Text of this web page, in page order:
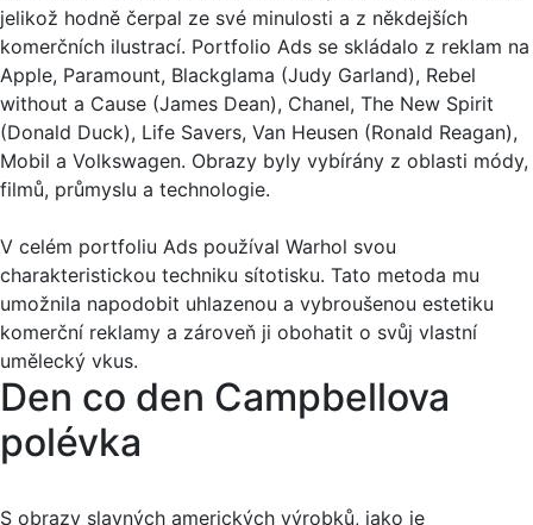
jelikož hodně čerpal ze své minulosti a z někdejších
komerčních ilustrací. Portfolio Ads se skládalo z reklam na
Apple, Paramount, Blackglama (Judy Garland), Rebel
without a Cause (James Dean), Chanel, The New Spirit
(Donald Duck), Life Savers, Van Heusen (Ronald Reagan),
Mobil a Volkswagen. Obrazy byly vybírány z oblasti módy,
filmů, průmyslu a technologie.
V celém portfoliu Ads používal Warhol svou
charakteristickou techniku sítotisku. Tato metoda mu
umožnila napodobit uhlazenou a vybroušenou estetiku
komerční reklamy a zároveň ji obohatit o svůj vlastní
umělecký vkus.
Den co den Campbellova
polévka
S obrazy slavných amerických výrobků, jako je